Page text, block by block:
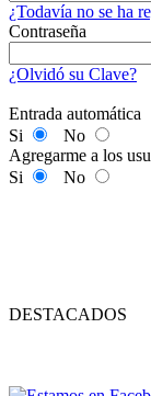
¿Todavía no se ha
Contraseña
¿Olvidó su Clave?
Entrada automática
Si
No
Agregarme a los
Si
No
DESTACADOS